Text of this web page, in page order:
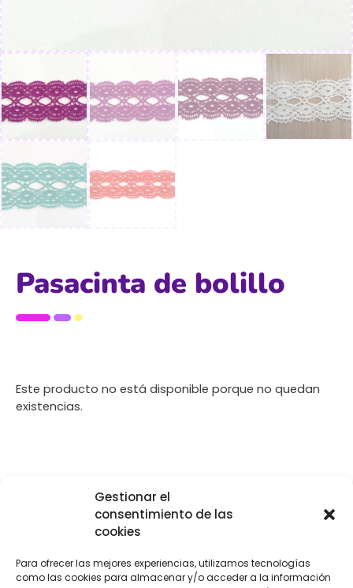
Gestionar el
consentimiento de las
cookies
Para ofrecer las mejores experiencias, utilizamos tecnologías
como las cookies para almacenar y/o acceder a la información
Pasacinta de bolillo
Este producto no está disponible porque no quedan
existencias.
COMPRA
ENVÍO 24-48H TIENDA FÍSICA